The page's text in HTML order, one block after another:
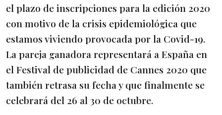
el plazo de inscripciones para la edición 2020
con motivo de la crisis epidemiológica que
estamos viviendo provocada por la Covid-19.
La pareja ganadora representará a España en
el Festival de publicidad de Cannes 2020 que
también retrasa su fecha y que finalmente se
celebrará del 26 al 30 de octubre.